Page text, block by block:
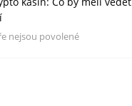
nejsou povolené